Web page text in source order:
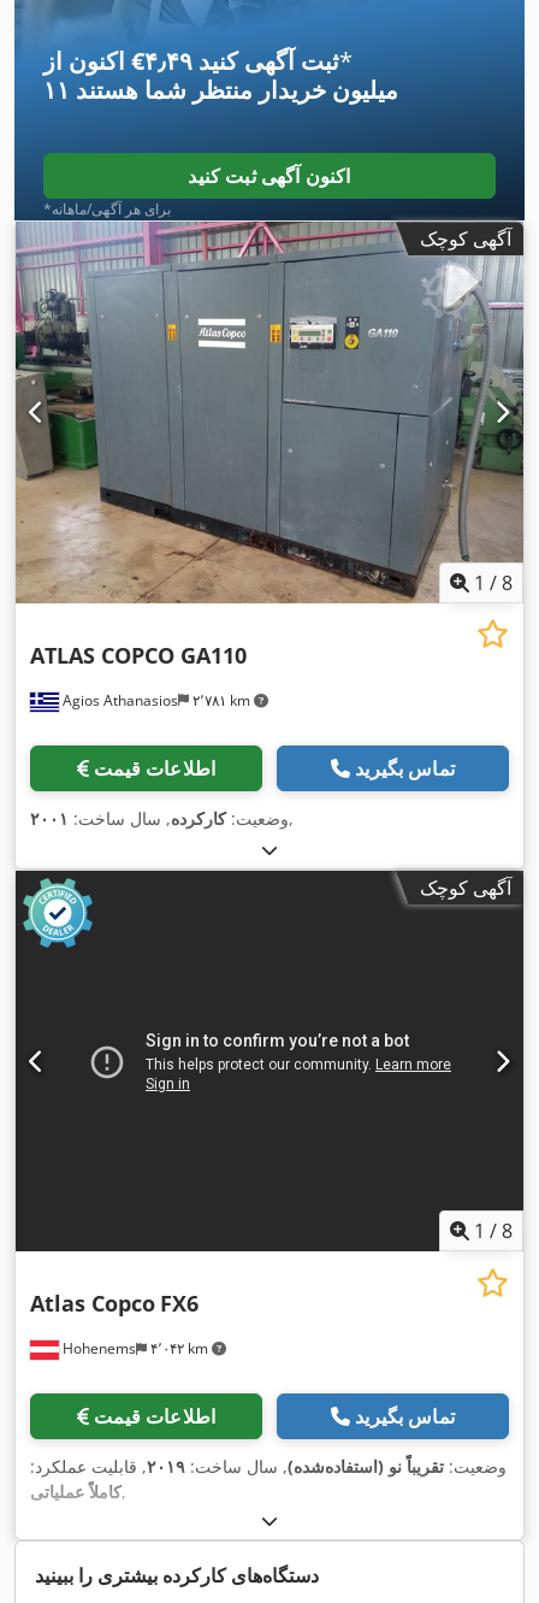
اکنون از ‎€۴٫۴۹ ثبت آگهی کنید*
۱۱ میلیون خریدار منتظر شما هستند
اکنون آگهی ثبت کنید
*برای هر آگهی/ماهانه
آگهی کوچک
1 /8
Agios Athanasios ۲٬۷۸۱ km
ATLAS COPCO GA110
اطلاعات قیمت تماس بگیرید
وضعیت:کارکرده, سال ساخت: ۲۰۰۱ ,
آگهی کوچک
1 /8
Hohenems ۴٬۰۴۲ km
Atlas Copco FX6
اطلاعات قیمت تماس بگیرید
وضعیت: تقریباً نو (استفاده‌شده), سال ساخت: ۲۰۱۹, قابلیت عملکرد:
کاملاً عملیاتی,
دستگاه‌های کارکرده بیشتری را ببینید